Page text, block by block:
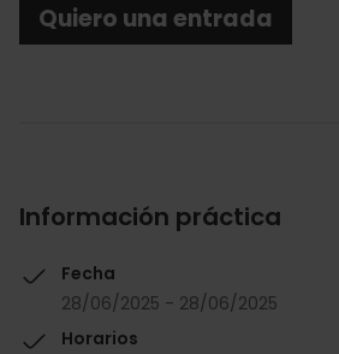
Quiero una entrada
Información práctica
Fecha
28/06/2025 - 28/06/2025
Horarios